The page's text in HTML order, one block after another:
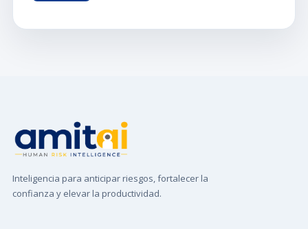
Inteligencia para anticipar riesgos, fortalecer la
confianza y elevar la productividad.